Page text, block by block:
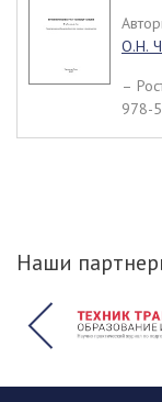
О.Н.
–
978-
Наши